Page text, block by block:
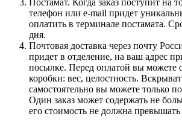
телефон или e-mail придет
оплатить в терминале постамата.
дня.
Почтовая доставка через почту
придет в отделение, на ваш адрес
посылке. Перед оплатой вы можете
коробки: вес, целостность.
самостоятельно вы можете только
Один заказ может содержать не
его стоимость не должна превышать